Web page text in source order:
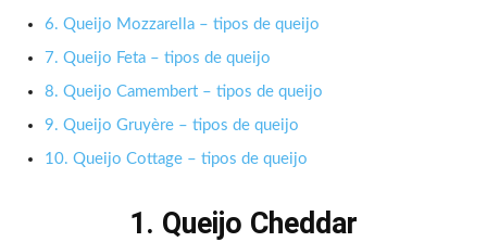
6. Queijo Mozzarella – tipos de queijo
7. Queijo Feta – tipos de queijo
8. Queijo Camembert – tipos de queijo
9. Queijo Gruyère – tipos de queijo
10. Queijo Cottage – tipos de queijo
1. Queijo Cheddar